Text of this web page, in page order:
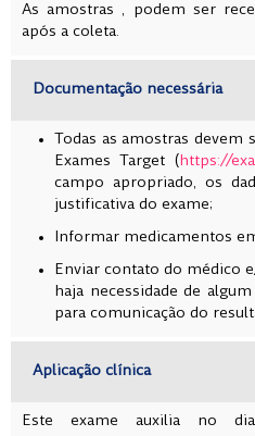
As amostras , podem ser
após a coleta.
Documentação necessária
Todas as amostras devem
Exames Target ( https://
campo apropriado, os
justificativa do exame;
Informar medicamentos
Enviar contato do médico
haja necessidade de
para comunicação do
Aplicação clínica
Este exame auxilia no